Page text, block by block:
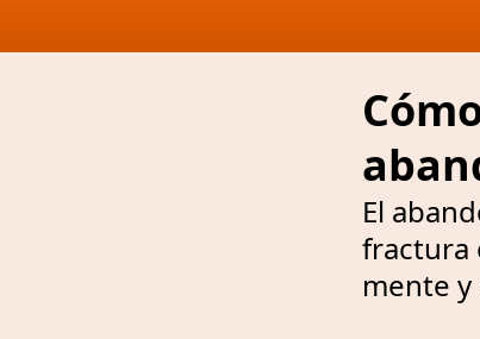
El
fractura
mente